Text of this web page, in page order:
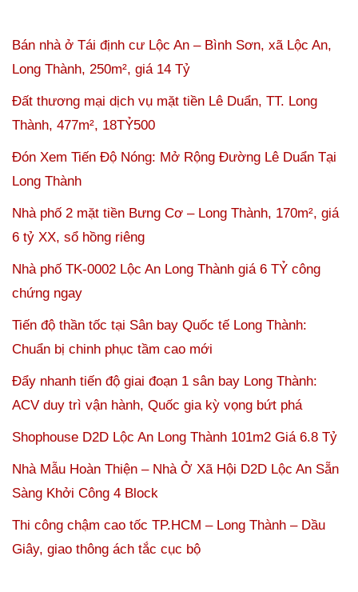
Bán nhà ở Tái định cư Lộc An – Bình Sơn, xã Lộc An,
Long Thành, 250m², giá 14 Tỷ
Đất thương mại dịch vụ mặt tiền Lê Duẩn, TT. Long
Thành, 477m², 18TỶ500
Đón Xem Tiến Độ Nóng: Mở Rộng Đường Lê Duẩn Tại
Long Thành
Nhà phố 2 mặt tiền Bưng Cơ – Long Thành, 170m², giá
6 tỷ XX, sổ hồng riêng
Nhà phố TK-0002 Lộc An Long Thành giá 6 TỶ công
chứng ngay
Tiến độ thần tốc tại Sân bay Quốc tế Long Thành:
Chuẩn bị chinh phục tầm cao mới
Đẩy nhanh tiến độ giai đoạn 1 sân bay Long Thành:
ACV duy trì vận hành, Quốc gia kỳ vọng bứt phá
Shophouse D2D Lộc An Long Thành 101m2 Giá 6.8 Tỷ
Nhà Mẫu Hoàn Thiện – Nhà Ở Xã Hội D2D Lộc An Sẵn
Sàng Khởi Công 4 Block
Thi công chậm cao tốc TP.HCM – Long Thành – Dầu
Giây, giao thông ách tắc cục bộ